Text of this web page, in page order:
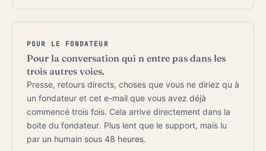
POUR LE FONDATEUR
Pour la conversation qui n entre pas dans les
trois autres voies.
Presse, retours directs, choses que vous ne diriez qu à
un fondateur et cet e-mail que vous avez déjà
commencé trois fois. Cela arrive directement dans la
boite du fondateur. Plus lent que le support, mais lu
par un humain sous 48 heures.